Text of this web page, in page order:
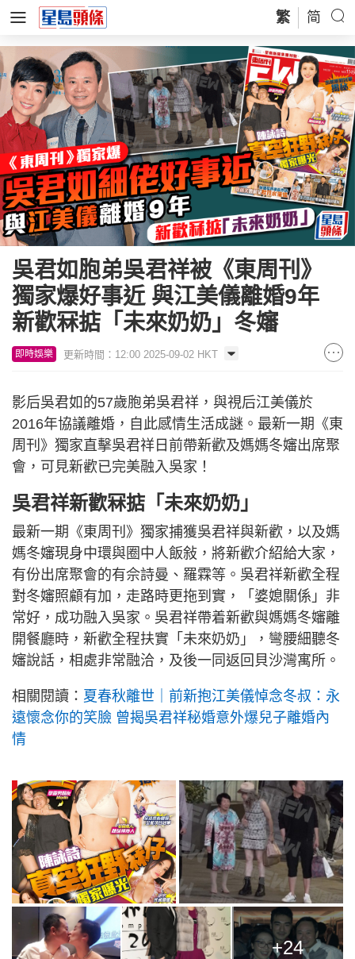
繁 简
吳君如胞弟吳君祥被《東周刊》
獨家爆好事近 與江美儀離婚9年
新歡冧掂「未來奶奶」冬嬸
即時娛樂 更新時間：12:00 2025-09-02 HKT
影后吳君如的57歲胞弟吳君祥，與視后江美儀於
2016年協議離婚，自此感情生活成謎。最新一期《東
周刊》獨家直擊吳君祥日前帶新歡及媽媽冬嬸出席聚
會，可見新歡已完美融入吳家！
吳君祥新歡冧掂「未來奶奶」
最新一期《東周刊》獨家捕獲吳君祥與新歡，以及媽
媽冬嬸現身中環與圈中人飯敍，將新歡介紹給大家，
有份出席聚會的有佘詩曼、羅霖等。吳君祥新歡全程
對冬嬸照顧有加，走路時更拖到實，「婆媳關係」非
常好，成功融入吳家。吳君祥帶着新歡與媽媽冬嬸離
開餐廳時，新歡全程扶實「未來奶奶」，彎腰細聽冬
嬸說話，相處非常融洽，及後一同返回貝沙灣寓所。
相關閱讀： 夏春秋離世｜前新抱江美儀悼念冬叔：永
遠懷念你的笑臉 曾揭吳君祥秘婚意外爆兒子離婚內
情
+24